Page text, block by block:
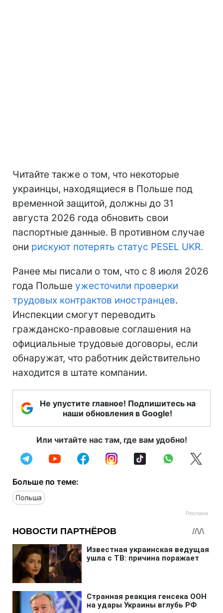
Читайте также о том, что некоторые
украинцы, находящиеся в Польше под
временной защитой, должны до 31
августа 2026 года обновить свои
паспортные данные. В противном случае
они рискуют потерять статус PESEL UKR.
Ранее мы писали о том, что с 8 июля 2026
года Польше ужесточили проверки
трудовых контрактов иностранцев.
Инспекции смогут переводить
гражданско-правовые соглашения на
официальные трудовые договоры, если
обнаружат, что работник действительно
находится в штате компании.
Не упустите главное! Подпишитесь на
наши обновления в Google!
Или читайте нас там, где вам удобно!
Больше по теме:
Польша